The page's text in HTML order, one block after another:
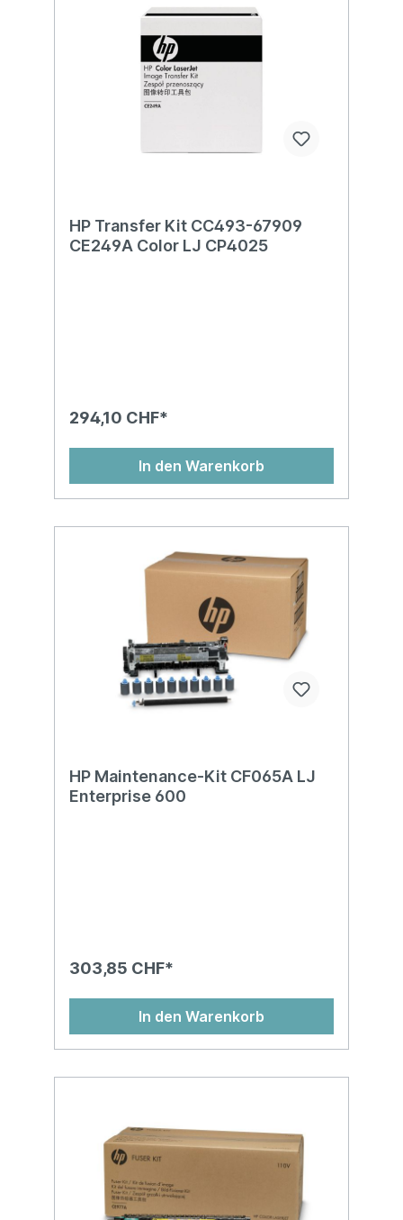
HP Transfer Kit CC493-67909
CE249A Color LJ CP4025
294,10 CHF*
In den Warenkorb
HP Maintenance-Kit CF065A LJ
Enterprise 600
303,85 CHF*
In den Warenkorb